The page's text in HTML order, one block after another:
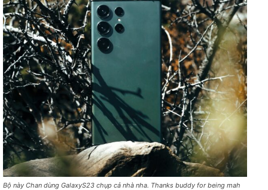
Bộ này Chan dùng GalaxyS23 chụp cả nhà nha. Thanks buddy for being mah